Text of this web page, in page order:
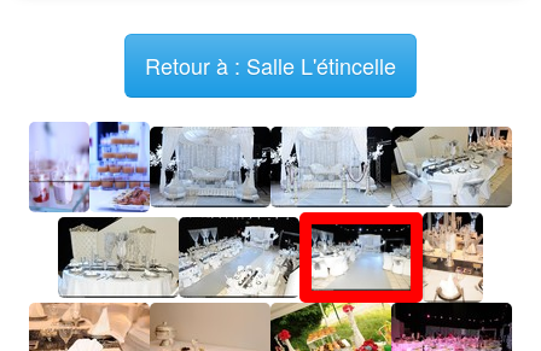
Retour à : Salle L'étincelle